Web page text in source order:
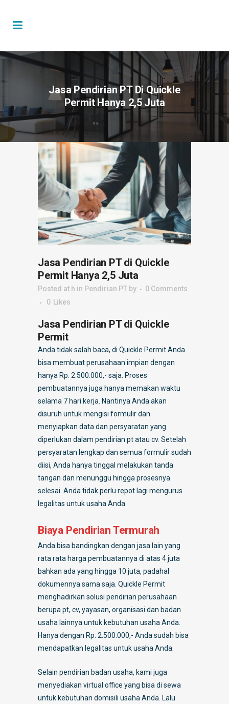
Jasa Pendirian PT Di Quickle
Permit Hanya 2,5 Juta
Jasa Pendirian PT di Quickle
Permit Hanya 2,5 Juta
Posted at h in Pendirian PT by
0 Comments
0
Likes
Jasa Pendirian PT di Quickle
Permit
Anda tidak salah baca, di Quickle Permit Anda
bisa membuat perusahaan impian dengan
hanya Rp. 2.500.000,- saja. Proses
pembuatannya juga hanya memakan waktu
selama 7 hari kerja. Nantinya Anda akan
disuruh untuk mengisi formulir dan
menyiapkan data dan persyaratan yang
diperlukan dalam pendirian pt atau cv. Setelah
persyaratan lengkap dan semua formulir sudah
diisi, Anda hanya tinggal melakukan tanda
tangan dan menunggu hingga prosesnya
selesai. Anda tidak perlu repot lagi mengurus
legalitas untuk usaha Anda.
Biaya Pendirian Termurah
Anda bisa bandingkan dengan jasa lain yang
rata rata harga pembuatannya di atas 4 juta
bahkan ada yang hingga 10 juta, padahal
dokumennya sama saja. Quickle Permit
menghadirkan solusi pendirian perusahaan
berupa pt, cv, yayasan, organisasi dan badan
usaha lainnya untuk kebutuhan usaha Anda.
Hanya dengan Rp. 2.500.000,- Anda sudah bisa
mendapatkan legalitas untuk usaha Anda.
Selain pendirian badan usaha, kami juga
menyediakan virtual office yang bisa di sewa
untuk kebutuhan domisili usaha Anda. Lalu